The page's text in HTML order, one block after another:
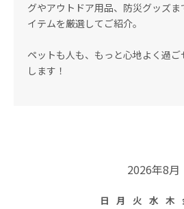
グやアウトドア用品、防災グッズ
イテムを厳選してご紹介。
ペットも人も、もっと心地よく過
します！
2026年8月
日 月 火 水 木